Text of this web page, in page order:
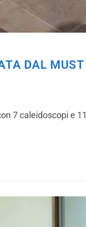
DAL MUST
7 caleidoscopi e 11